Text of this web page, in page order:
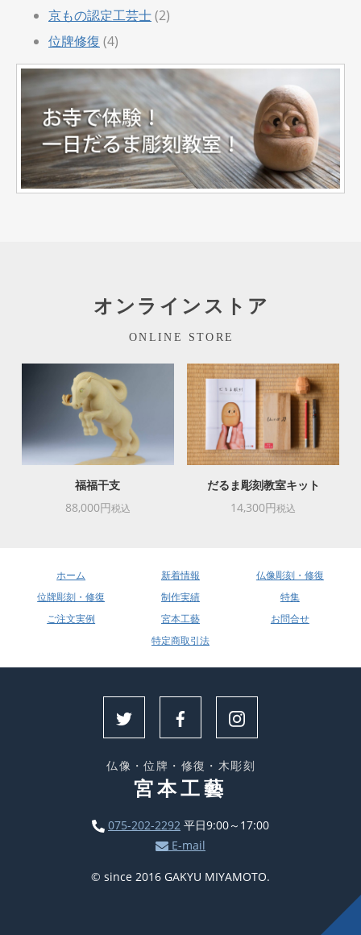
京もの認定工芸士(2)
位牌修復 (4)
オンラインストア
ONLINE STORE
福福干支
88,000円税込
だるま彫刻教室キット
14,300円税込
ホーム 新着情報
仏像彫刻・修復
位牌彫刻・修復
制作実績
特集
ご注文実例
宮本工藝
お問合せ
特定商取引法
仏像・位牌・修復・木彫刻
宮本工藝
075-202-2292 平日9:00～17:00
E-mail
© since 2016 GAKYU MIYAMOTO.